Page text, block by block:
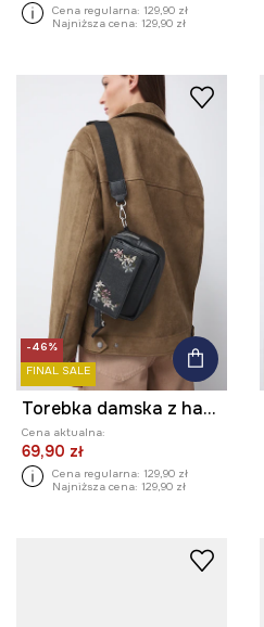
Cena regularna: 129,90 zł
Najniższa cena: 129,90 zł
-46%
FINAL SALE
Torebka damska z haftami
Cena aktualna:
69,90 zł
Cena regularna: 129,90 zł
Najniższa cena: 129,90 zł